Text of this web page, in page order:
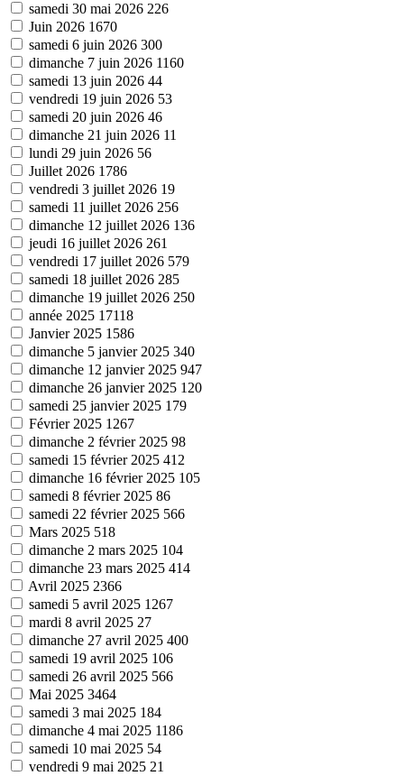
samedi 30 mai 2026 226
Juin 2026 1670
samedi 6 juin 2026 300
dimanche 7 juin 2026 1160
samedi 13 juin 2026 44
vendredi 19 juin 2026 53
samedi 20 juin 2026 46
dimanche 21 juin 2026 11
lundi 29 juin 2026 56
Juillet 2026 1786
vendredi 3 juillet 2026 19
samedi 11 juillet 2026 256
dimanche 12 juillet 2026 136
jeudi 16 juillet 2026 261
vendredi 17 juillet 2026 579
samedi 18 juillet 2026 285
dimanche 19 juillet 2026 250
année 2025 17118
Janvier 2025 1586
dimanche 5 janvier 2025 340
dimanche 12 janvier 2025 947
dimanche 26 janvier 2025 120
samedi 25 janvier 2025 179
Février 2025 1267
dimanche 2 février 2025 98
samedi 15 février 2025 412
dimanche 16 février 2025 105
samedi 8 février 2025 86
samedi 22 février 2025 566
Mars 2025 518
dimanche 2 mars 2025 104
dimanche 23 mars 2025 414
Avril 2025 2366
samedi 5 avril 2025 1267
mardi 8 avril 2025 27
dimanche 27 avril 2025 400
samedi 19 avril 2025 106
samedi 26 avril 2025 566
Mai 2025 3464
samedi 3 mai 2025 184
dimanche 4 mai 2025 1186
samedi 10 mai 2025 54
vendredi 9 mai 2025 21